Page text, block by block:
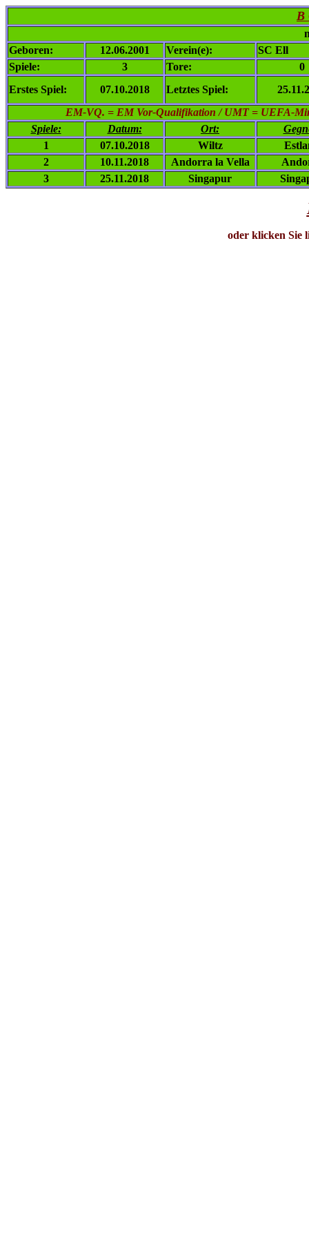
B
Geboren:
12.06.2001 Verein(e):
SC Ell
Spiele:
3 Tore:
0
Erstes Spiel:
07.10.2018 Letztes Spiel:
EM-VQ. = EM Vor-Qualifikation / UMT = UEFA-
Spiele:
Datum: Ort:
1
07.10.2018 Wiltz
2
10.11.2018 Andorra la Vella
3
25.11.2018 Singapur
oder klicken Sie